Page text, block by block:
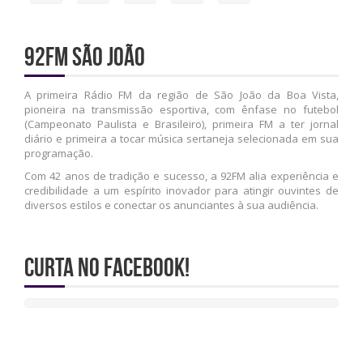
92FM São João
A primeira Rádio FM da região de São João da Boa Vista,
pioneira na transmissão esportiva, com ênfase no futebol
(Campeonato Paulista e Brasileiro), primeira FM a ter jornal
diário e primeira a tocar música sertaneja selecionada em sua
programação.
Com 42 anos de tradição e sucesso, a 92FM alia experiência e
credibilidade a um espírito inovador para atingir ouvintes de
diversos estilos e conectar os anunciantes à sua audiência.
Curta no Facebook!